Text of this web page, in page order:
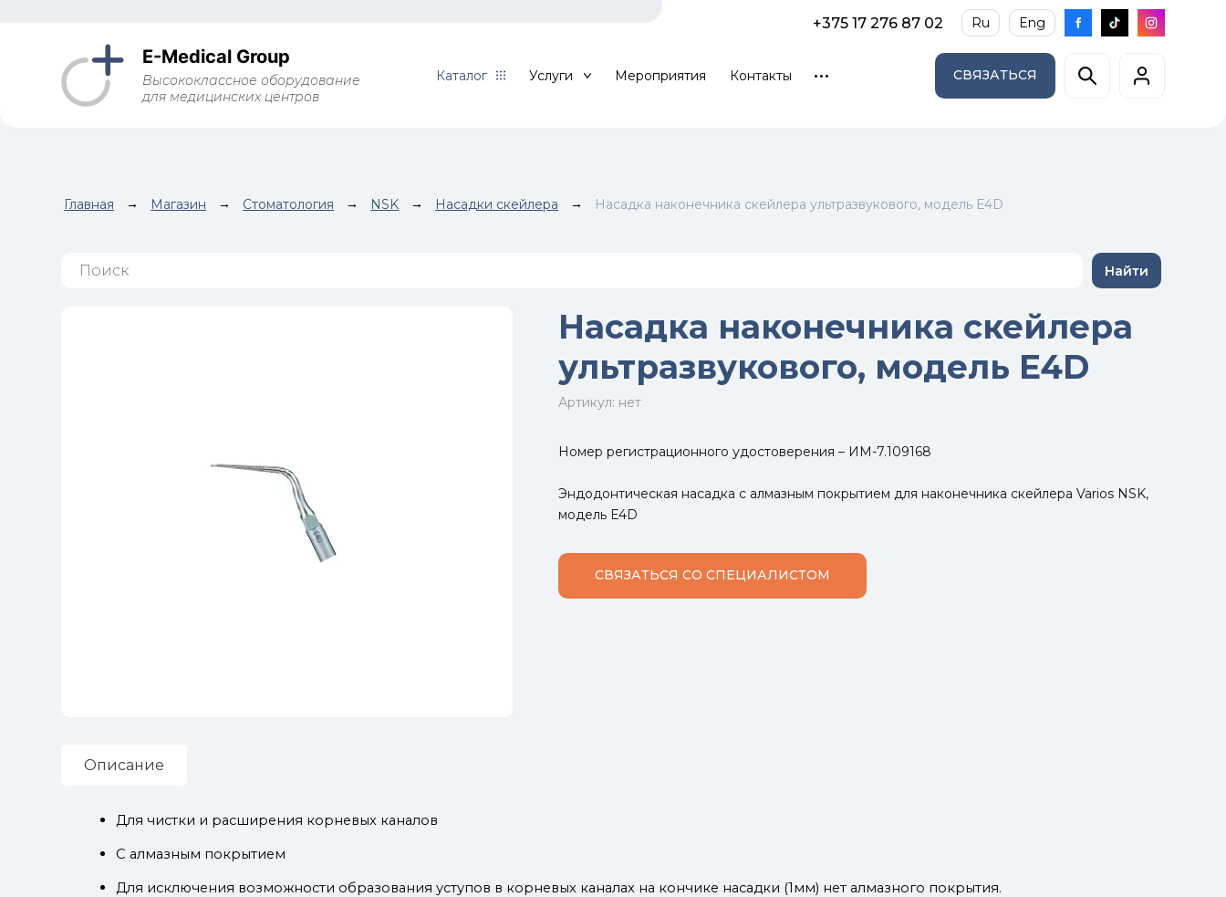
+375 17 276 87 02 Ru Eng
E-Medical Group
Высококлассное оборудование
для медицинских центров
Каталог Услуги Мероприятия Контакты СВЯЗАТЬСЯ
Главная → Магазин → Стоматология → NSK → Насадки скейлера → Насадка наконечника скейлера ультразвукового, модель E4D
Найти
Насадка наконечника скейлера
ультразвукового, модель E4D
Артикул: нет
Номер регистрационного удостоверения – ИМ-7.109168
Эндодонтическая насадка с алмазным покрытием для наконечника скейлера Varios NSK,
модель E4D
СВЯЗАТЬСЯ СО СПЕЦИАЛИСТОМ
Описание
Для чистки и расширения корневых каналов
С алмазным покрытием
Для исключения возможности образования уступов в корневых каналах на кончике насадки (1мм) нет алмазного покрытия.